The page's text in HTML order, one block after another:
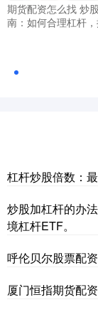
期货配资怎么找 炒
南：如何合理杠杆
杠杆炒股倍数：
炒股加杠杆的办
境杠杆ETF。
呼伦贝尔股票配
厦门恒指期货配